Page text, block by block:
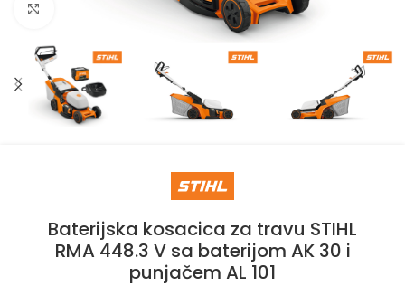
Baterijska kosacica za travu STIHL
RMA 448.3 V sa baterijom AK 30 i
punjačem AL 101